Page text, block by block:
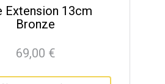
Extension 13cm
Bronze
Prix
69,00 €